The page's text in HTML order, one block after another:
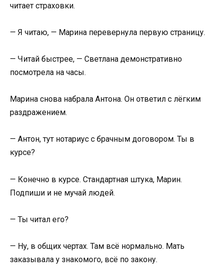
читает страховки.
— Я читаю, — Марина перевернула первую страницу.
— Читай быстрее, — Светлана демонстративно
посмотрела на часы.
Марина снова набрала Антона. Он ответил с лёгким
раздражением.
— Антон, тут нотариус с брачным договором. Ты в
курсе?
— Конечно в курсе. Стандартная штука, Марин.
Подпиши и не мучай людей.
— Ты читал его?
— Ну, в общих чертах. Там всё нормально. Мать
заказывала у знакомого, всё по закону.